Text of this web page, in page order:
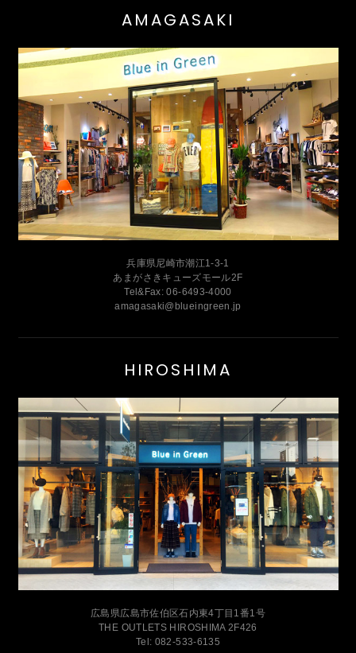
AMAGASAKI
兵庫県尼崎市潮江1-3-1
あまがさきキューズモール2F
Tel&Fax: 06-6493-4000
amagasaki@blueingreen.jp
HIROSHIMA
広島県広島市佐伯区石内東4丁目1番1号
THE OUTLETS HIROSHIMA 2F426
Tel: 082-533-6135